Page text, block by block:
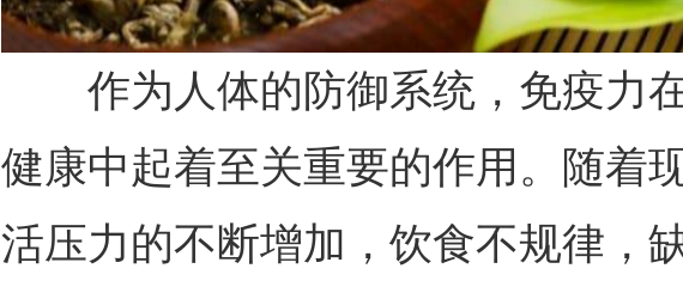
作为人体的防御系统，免疫力
健康中起着至关重要的作用。随着
活压力的不断增加，饮食不规律，